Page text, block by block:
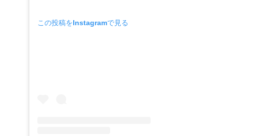
この投稿をInstagramで見る